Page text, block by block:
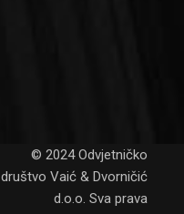
© 2024 Odvjetničko
društvo Vaić & Dvorničić
d.o.o. Sva prava